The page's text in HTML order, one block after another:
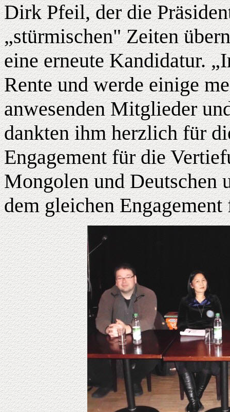
Dirk Pfeil, der die
„stürmischen" Zeiten
eine erneute Kandidatur.
Rente und werde einige
anwesenden Mitglieder
dankten ihm herzlich für
Engagement für die
Mongolen und Deutschen
dem gleichen Engagement